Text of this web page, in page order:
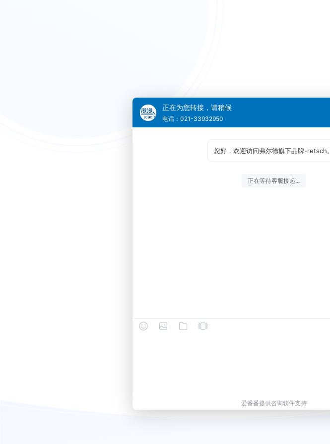
正在为您转接，请稍候
电话：021-33932950
您好，欢迎访问弗尔德旗下品牌-retsch。
正在等待客服接起...